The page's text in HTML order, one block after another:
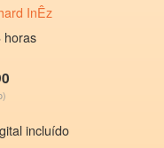
InÊz
horas
incluído